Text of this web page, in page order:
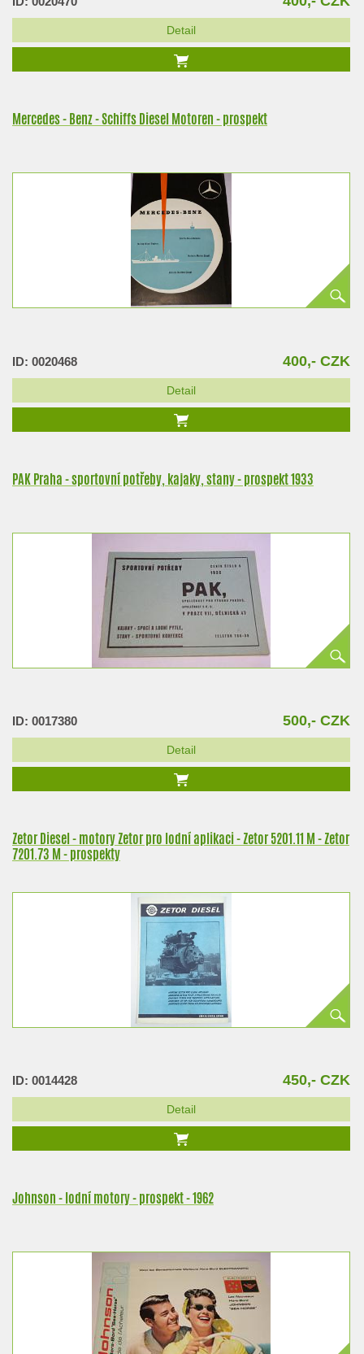
Detail
Mercedes - Benz - Schiffs Diesel Motoren - prospekt
ID: 0020468 400,- CZK
Detail
PAK Praha - sportovní potřeby, kajaky, stany - prospekt 1933
ID: 0017380 500,- CZK
Detail
Zetor Diesel - motory Zetor pro lodní aplikaci - Zetor 5201.11 M - Zetor
7201.73 M - prospekty
ID: 0014428 450,- CZK
Detail
Johnson - lodní motory - prospekt - 1962